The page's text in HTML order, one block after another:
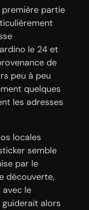
première partie
le 24 et
de
peu à peu
quelques
les adresses
locales
semble
par le
découverte,
avec le
guiderait alors